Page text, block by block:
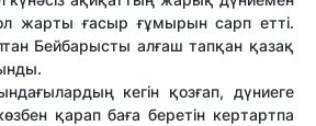
жарты ғасыр ғұмырын сарп етті.
Бейбарысты алғаш тапқан қазақ
кегін қозғап, дүниеге
қарап баға беретін кертартпа